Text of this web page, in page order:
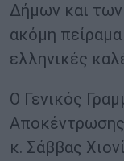
Δήμων και των
ακόμη
ελληνικές
Ο Γενικός
κ. Σάββας